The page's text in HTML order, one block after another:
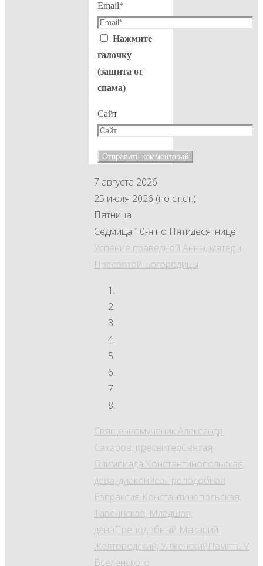
Email*
Нажмите
галочку
(защита от
спама)
Сайт
7 августа 2026
25 июля 2026 (по ст.ст.)
Пятница
Седмица 10-я по Пятидесятнице
Успение праведной Анны, матери
Пресвятой Богородицы
Священномученик Александр
Сахаров, пресвитерСвятая
Олимпиада Константинопольская,
дева, диаконисаПреподобная
Евпраксия Константинопольская,
Тавеннская, Младшая,
деваПреподобный Макарий
Желтоводский, УнженскийПамять V
Вселенского